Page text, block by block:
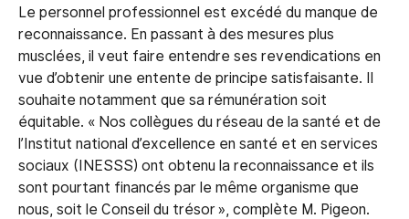
Le personnel professionnel est excédé du manque de
reconnaissance. En passant à des mesures plus
musclées, il veut faire entendre ses revendications en
vue d’obtenir une entente de principe satisfaisante. Il
souhaite notamment que sa rémunération soit
équitable. « Nos collègues du réseau de la santé et de
l’Institut national d’excellence en santé et en services
sociaux (INESSS) ont obtenu la reconnaissance et ils
sont pourtant financés par le même organisme que
nous, soit le Conseil du trésor », complète M. Pigeon.